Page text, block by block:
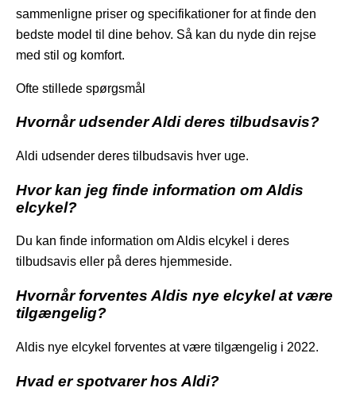
sammenligne priser og specifikationer for at finde den
bedste model til dine behov. Så kan du nyde din rejse
med stil og komfort.
Ofte stillede spørgsmål
Hvornår udsender Aldi deres tilbudsavis?
Aldi udsender deres tilbudsavis hver uge.
Hvor kan jeg finde information om Aldis
elcykel?
Du kan finde information om Aldis elcykel i deres
tilbudsavis eller på deres hjemmeside.
Hvornår forventes Aldis nye elcykel at være
tilgængelig?
Aldis nye elcykel forventes at være tilgængelig i 2022.
Hvad er spotvarer hos Aldi?